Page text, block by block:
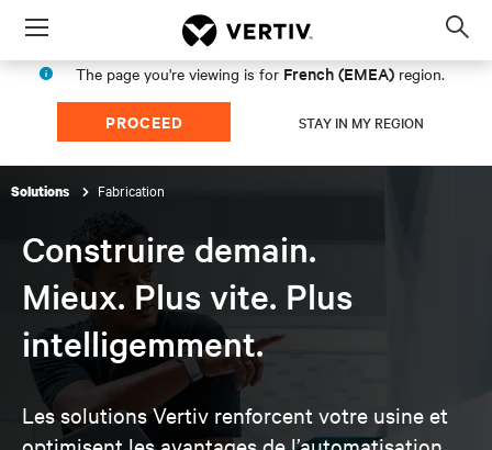
Menu
The page you're viewing is for French (EMEA) region.
PROCEED STAY IN MY REGION
Solutions Fabrication
Construire demain.
Mieux. Plus vite. Plus
intelligemment.
Les solutions Vertiv renforcent votre usine et